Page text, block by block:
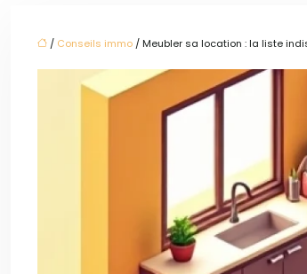
/ Conseils immo / Meubler sa location : la liste